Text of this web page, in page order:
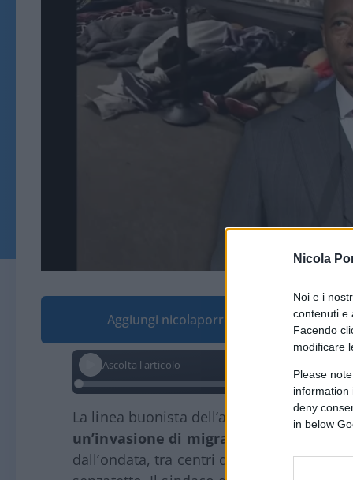
Nicola
Noi e i
contenuti e
Facendo
modificare
Please
information
deny
in below
Aggiungi nicolaporro.it alle tue fonti
Ascolta l'articolo
La linea buonista dell’amministrazione
un’invasione di migranti
dall’ondata, tra centri di accoglienza allo